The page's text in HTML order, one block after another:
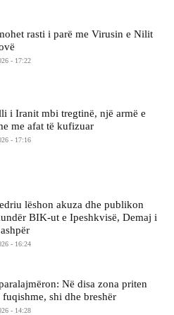
rasti i parë me Virusin e Nilit
- 17:22
i Iranit mbi tregtinë, një armë e
me afat të kufizuar
- 17:16
lëshon akuza dhe publikon
BIK-ut e Ipeshkvisë, Demaj i
- 16:24
Në disa zona priten
fuqishme, shi dhe breshër
- 14:28